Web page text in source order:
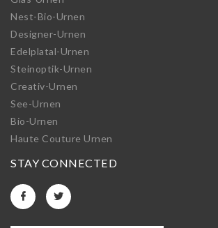
Nest-Bio-Urnen
Designer-Urnen
Edelplatal-Urnen
Steinoptik-Urnen
Creativ-Urnen
See-Urnen
Bio-Urnen
Haute Couture Urnen
STAY CONNECTED